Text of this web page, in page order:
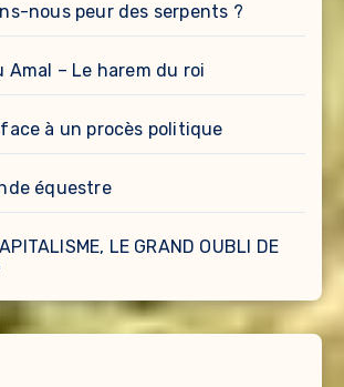
nous peur des serpents ?
Amal – Le harem du roi
face à un procès politique
équestre
LE GRAND OUBLI DE